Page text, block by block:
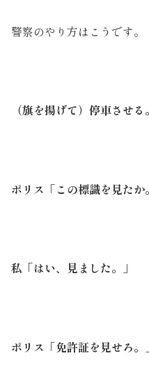
警察のやり方はこうです。
（旗を揚げて）停車させる。
ポリス「この標識を見たか
私「はい、見ました。」
ポリス「免許証を見せろ。」